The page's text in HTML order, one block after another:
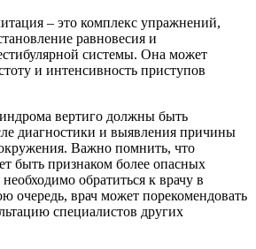
– это комплекс упражнений,
равновесия и
системы. Она может
и интенсивность приступов
вертиго должны быть
диагностики и выявления причины
Важно помнить, что
быть признаком более опасных
обратиться к врачу в
очередь, врач может порекомендовать
специалистов других